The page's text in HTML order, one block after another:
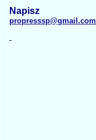
Napisz
propresssp@gmail.com